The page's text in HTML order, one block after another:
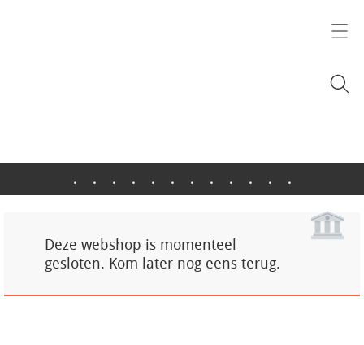
. . . . . . . . . . . .
Deze webshop is momenteel
gesloten. Kom later nog eens terug.